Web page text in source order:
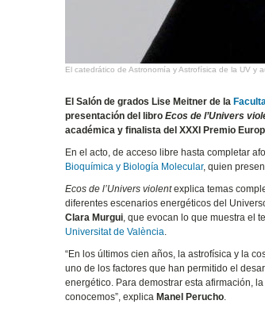
El catedrático de Astronomía y Astrofísica de la UV y
El Salón de grados Lise Meitner de la
presentación del libroEcos de l’Univers
académica y finalista del XXXI Premio
En el acto, de acceso libre hasta completar
Bioquímica y Biología Molecular, quien
Ecos de l’Univers violentexplica temas
diferentes escenarios energéticos del
Clara Murgui, que evocan lo que muestra el
Universitat de València.
“En los últimos cien años, la astrofísica y la
uno de los factores que han permitido el
energético. Para demostrar esta afirmación,
conocemos”, explicaManel Perucho